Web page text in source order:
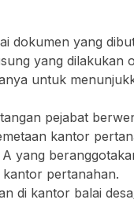
dokumen yang
yang dilakukan
untuk
pejabat
kantor
yang
kantor pertanahan.
di kantor balai